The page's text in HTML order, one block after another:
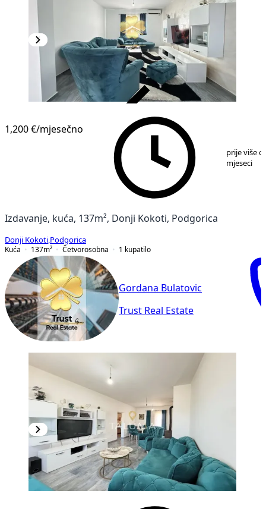
1,200 €/mjesečno
prije više
mjeseci
Izdavanje, kuća, 137m², Donji Kokoti, Podgorica
Donji Kokoti Podgorica
Kuća
137m² Četvorosobna 1 kupatilo
Gordana Bulatovic
Trust Real Estate